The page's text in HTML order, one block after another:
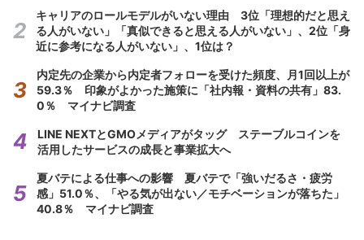
キャリアのロールモデルがいない理由 3位「理想的だと思え
る人がいない」「真似できると思える人がいない」、2位「身
近に参考になる人がいない」、1位は？
内定先の企業から内定者フォローを受けた頻度、月1回以上が
59.3％ 印象がよかった施策に「社内報・資料の共有」83.
0％ マイナビ調査
LINE NEXTとGMOメディアがタッグ ステーブルコインを
活用したサービスの成長と事業拡大へ
夏バテによる仕事への影響 夏バテで「強いだるさ・疲労
感」51.0％、「やる気が出ない／モチベーションが落ちた」
40.8％ マイナビ調査